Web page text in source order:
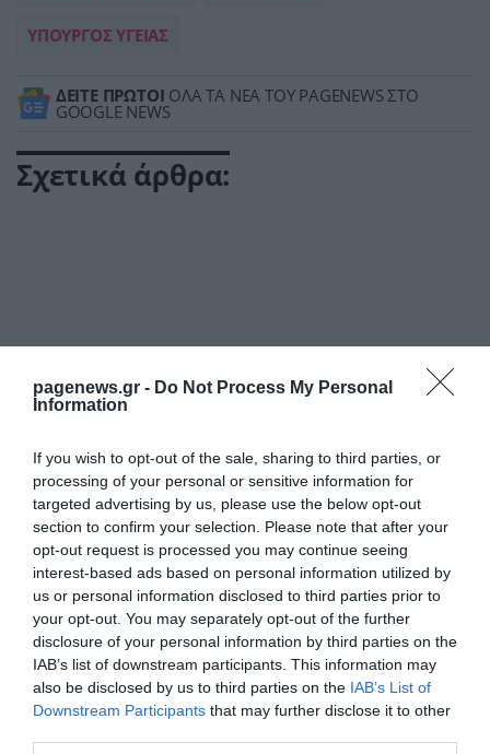
pagenews.gr - Do Not Process My Personal
Information
If you wish to opt-out of the sale, sharing to third parties, or
processing of your personal or sensitive information for
targeted advertising by us, please use the below opt-out
section to confirm your selection. Please note that after your
opt-out request is processed you may continue seeing
interest-based ads based on personal information utilized by
us or personal information disclosed to third parties prior to
your opt-out. You may separately opt-out of the further
disclosure of your personal information by third parties on the
IAB’s list of downstream participants. This information may
also be disclosed by us to third parties on the IAB’s List of
Downstream Participants that may further disclose it to other
ΥΠΟΥΡΓΟΣ ΥΓΕΙΑΣ
ΔΕΙΤΕ ΠΡΩΤΟΙ ΟΛΑ ΤΑ ΝΕΑ ΤΟΥ PAGENEWS ΣΤΟ
GOOGLE NEWS
Σχετικά άρθρα:
ΡΟΗ ΕΙΔΗΣΕΩΝ
Δούρου: Στοίχημα η ανασυγκρότηση του
ΣΥΡΙΖΑ – Ανοίγει δίαυλο με τη Νέα
Αριστερά
ΑΦΡΟΔΙΤΗ ΠΑΝΟΥ
06.08.2026 | 11:09
Ομοβροντία της αντιπολίτευσης για τις
πυρκαγιές: «Επικοινωνία πάνω στις
στάχτες και αποζημιώσεις με κόφτες»